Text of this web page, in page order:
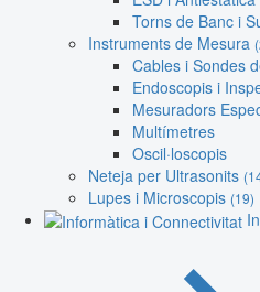
Torns de Banc i
Instruments de Mesura
Cables i Sondes
Endoscopis i
Mesuradors
Multímetres
Oscil·loscopis
Neteja per Ultrasonits
Lupes i Microscopis (19)